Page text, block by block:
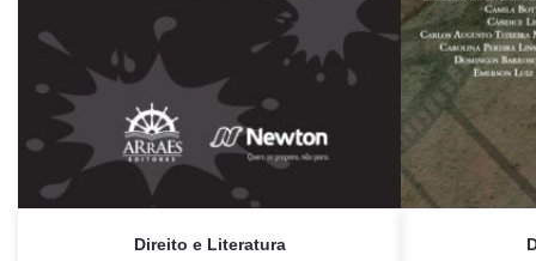
Direito e Literatura